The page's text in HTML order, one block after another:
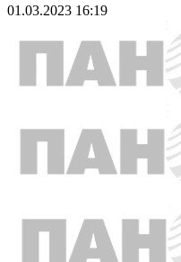
01.03.2023 16:19